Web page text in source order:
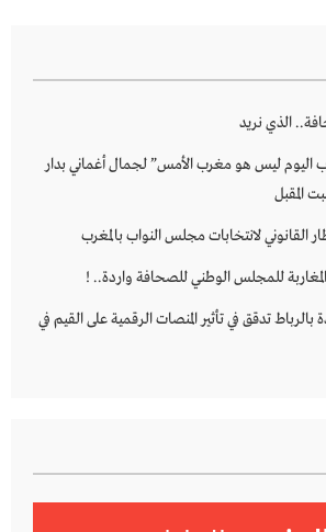
الذي نريد
اليوم ليس هو مغرب الأمس” لجمال أغماني بدار
المقبل
القانوني لانتخابات مجلس النواب بالمغرب
للمجلس الوطني للصحافة واردة.. !
بالرباط تدقق في تأثير المنصات الرقمية على القيم في